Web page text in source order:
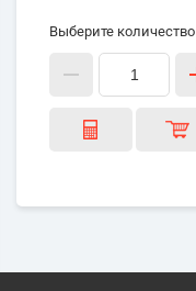
Выберите количество